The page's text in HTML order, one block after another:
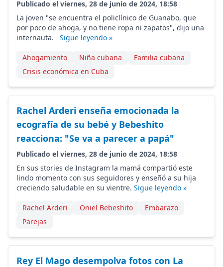
Publicado el viernes, 28 de junio de 2024, 18:58
La joven "se encuentra el policlínico de Guanabo, que
por poco de ahoga, y no tiene ropa ni zapatos", dijo una
internauta. Sigue leyendo »
Ahogamiento Niña cubana
Familia cubana
Crisis económica en Cuba
Rachel Arderi enseña emocionada la
ecografía de su bebé y Bebeshito
reacciona: "Se va a parecer a papá"
Publicado el viernes, 28 de junio de 2024, 18:58
En sus stories de Instagram la mamá compartió este
lindo momento con sus seguidores y enseñó a su hija
creciendo saludable en su vientre. Sigue leyendo »
Rachel Arderi Oniel Bebeshito
Embarazo
Parejas
Rey El Mago desempolva fotos con La